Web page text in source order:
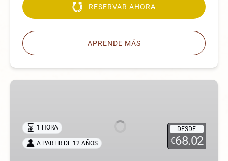
RESERVAR AHORA
APRENDE MÁS
Excursiones
hora
Cata
DESDE
€68.02
1 HORA
A PARTIR DE 12 AÑOS